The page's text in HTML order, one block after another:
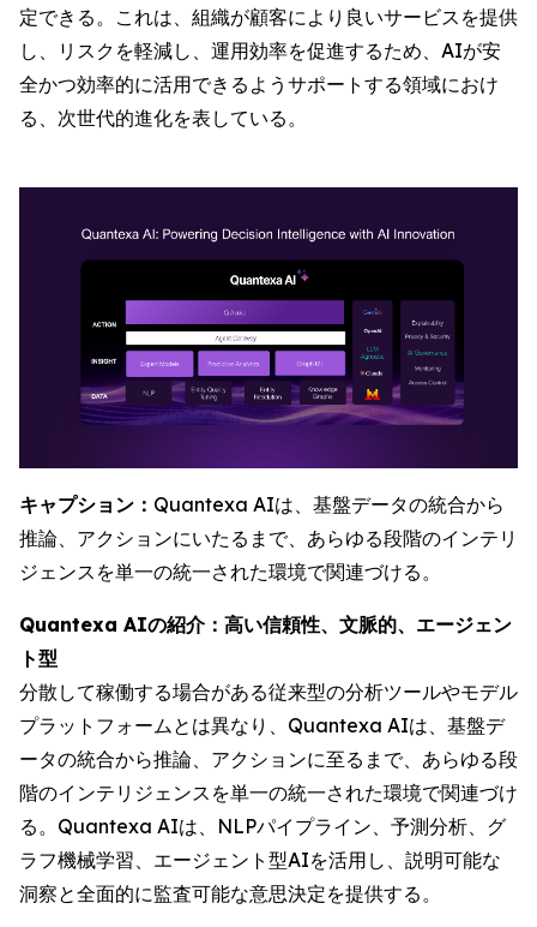
定できる。これは、組織が顧客により良いサービスを提供
し、リスクを軽減し、運用効率を促進するため、AIが安
全かつ効率的に活用できるようサポートする領域におけ
る、次世代的進化を表している。
キャプション： Quantexa AIは、基盤データの統合から
推論、アクションにいたるまで、あらゆる段階のインテリ
ジェンスを単一の統一された環境で関連づける。
Quantexa AIの紹介：高い信頼性、文脈的、エージェン
ト型
分散して稼働する場合がある従来型の分析ツールやモデル
プラットフォームとは異なり、Quantexa AIは、基盤デ
ータの統合から推論、アクションに至るまで、あらゆる段
階のインテリジェンスを単一の統一された環境で関連づけ
る。Quantexa AIは、NLPパイプライン、予測分析、グ
ラフ機械学習、エージェント型AIを活用し、説明可能な
洞察と全面的に監査可能な意思決定を提供する。